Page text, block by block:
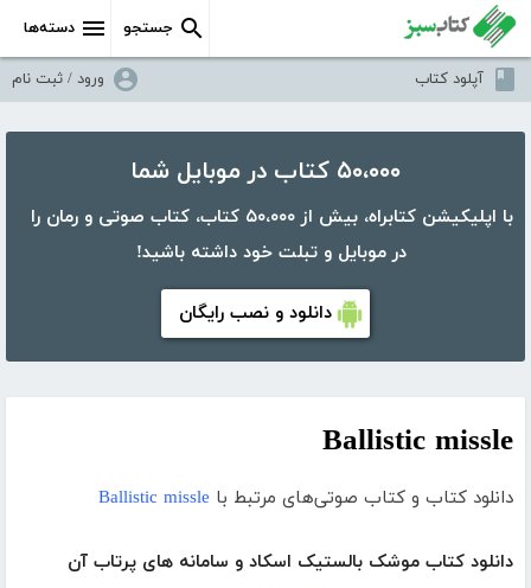
دسته‌ها جستجو
آپلود کتاب ورود / ثبت نام
۵۰،۰۰۰ کتاب در موبایل شما
با اپلیکیشن کتابراه، بیش از ۵۰،۰۰۰ کتاب، کتاب صوتی و رمان را
در موبایل و تبلت خود داشته باشید!
دانلود و نصب رایگان
Ballistic missle
دانلود کتاب و کتاب صوتی‌های مرتبط با Ballistic missle
دانلود کتاب موشک بالستیک اسکاد و سامانه های پرتاب آن